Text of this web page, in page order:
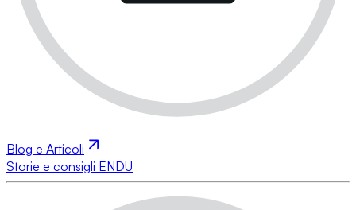
Blog e Articoli
Storie e consigli ENDU